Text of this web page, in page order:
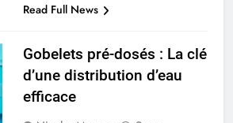
Read Full News
Gobelets pré-dosés : La clé
d’une distribution d’eau
efficace